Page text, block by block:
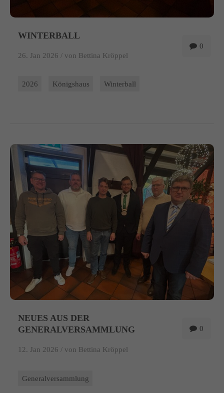
0
WINTERBALL
26. Jan 2026 / von Bettina Kröppel
2026 Königshaus Winterball
0
NEUES AUS DER
GENERALVERSAMMLUNG
12. Jan 2026 / von Bettina Kröppel
Generalversammlung